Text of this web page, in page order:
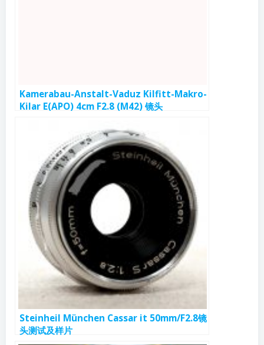
Kamerabau-Anstalt-Vaduz Kilfitt-Makro-
Kilar E(APO) 4cm F2.8 (M42) 镜头
Steinheil München Cassar it 50mm/F2.8镜
头测试及样片